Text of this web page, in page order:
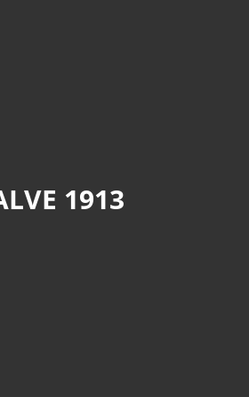
1913